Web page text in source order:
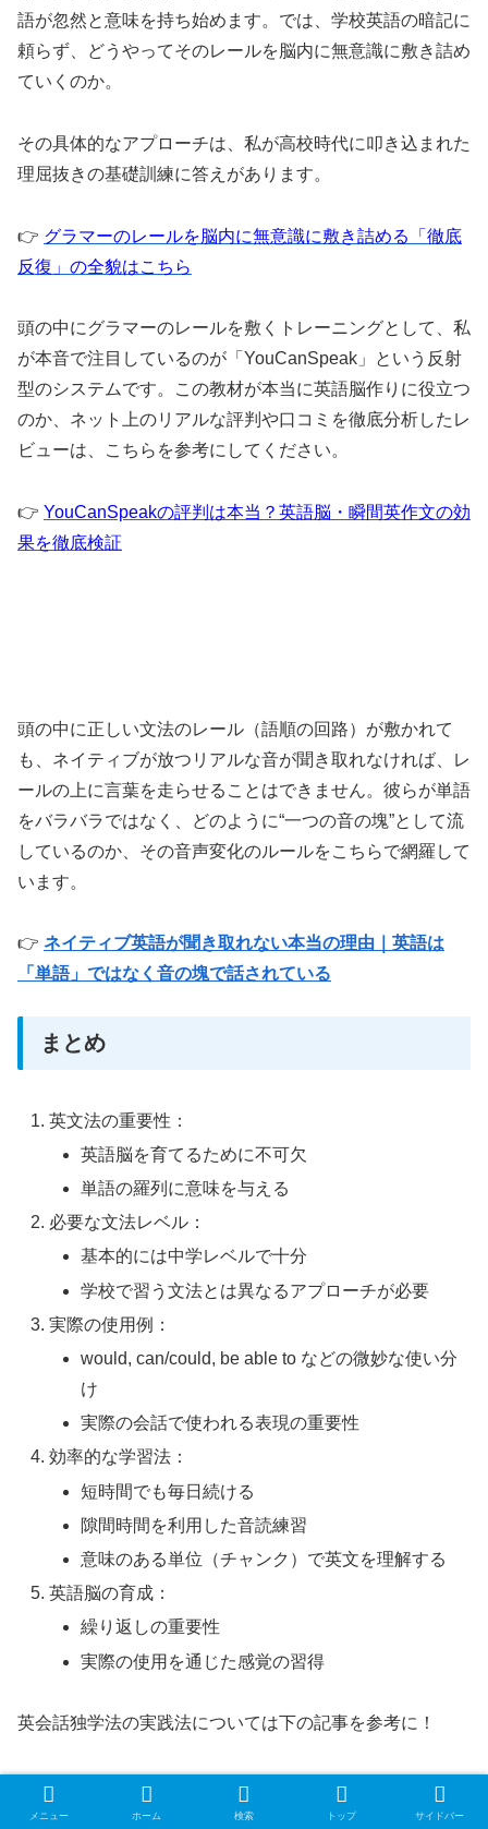
語が忽然と意味を持ち始めます。では、学校英語の暗記に
頼らず、どうやってそのレールを脳内に無意識に敷き詰め
ていくのか。
その具体的なアプローチは、私が高校時代に叩き込まれた
理屈抜きの基礎訓練に答えがあります。
​👉 グラマーのレールを脳内に無意識に敷き詰める「徹底
反復」の全貌はこちら
​頭の中にグラマーのレールを敷くトレーニングとして、私
が本音で注目しているのが「YouCanSpeak」という反射
型のシステムです。この教材が本当に英語脳作りに役立つ
のか、ネット上のリアルな評判や口コミを徹底分析したレ
ビューは、こちらを参考にしてください。
​👉 YouCanSpeakの評判は本当？英語脳・瞬間英作文の効
果を徹底検証
頭の中に正しい文法のレール（語順の回路）が敷かれて
も、ネイティブが放つリアルな音が聞き取れなければ、レ
ールの上に言葉を走らせることはできません。彼らが単語
をバラバラではなく、どのように“一つの音の塊”として流
しているのか、その音声変化のルールをこちらで網羅して
います。
👉 ネイティブ英語が聞き取れない本当の理由｜英語は
「単語」ではなく音の塊で話されている
まとめ
英文法の重要性：
英語脳を育てるために不可欠
単語の羅列に意味を与える
必要な文法レベル：
基本的には中学レベルで十分
学校で習う文法とは異なるアプローチが必要
実際の使用例：
would, can/could, be able to などの微妙な使い分
け
実際の会話で使われる表現の重要性
効率的な学習法：
短時間でも毎日続ける
隙間時間を利用した音読練習
意味のある単位（チャンク）で英文を理解する
英語脳の育成：
繰り返しの重要性
実際の使用を通じた感覚の習得
英会話独学法の実践法については下の記事を参考に！
英会話は毎日の習慣で決まる｜私が英語脳を反射神経
へ変えた反復ルーティーン
メニュー ホーム 検索 トップ サイドバー